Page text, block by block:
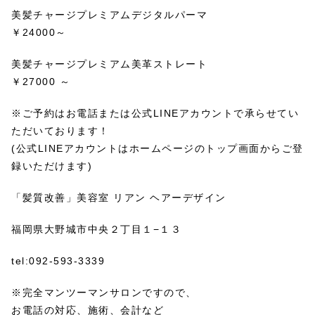
美髪チャージプレミアムデジタルパーマ
￥24000～
美髪チャージプレミアム美革ストレート
￥27000 ～
※ご予約はお電話または公式LINEアカウントで承らせてい
ただいております！
(公式LINEアカウントはホームページのトップ画面からご登
録いただけます)
「髪質改善」美容室 リアン ヘアーデザイン
福岡県大野城市中央２丁目１−１３
tel:092-593-3339
※完全マンツーマンサロンですので、
お電話の対応、施術、会計など